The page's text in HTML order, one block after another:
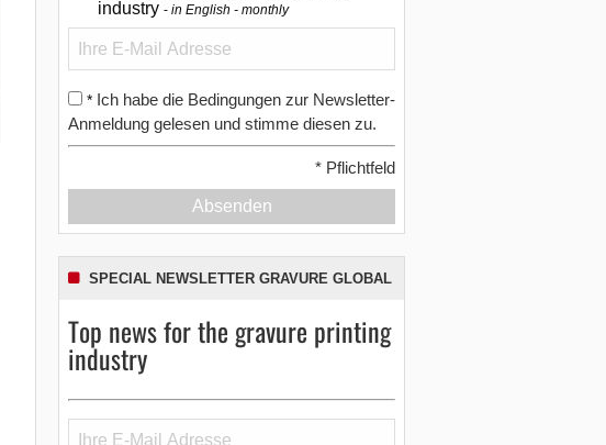
industry in English - monthly
* Ich habe die Bedingungen zur Newsletter-
Anmeldung gelesen und stimme diesen zu.
* Pflichtfeld
Absenden
SPECIAL NEWSLETTER GRAVURE GLOBAL
Top news for the gravure printing
industry